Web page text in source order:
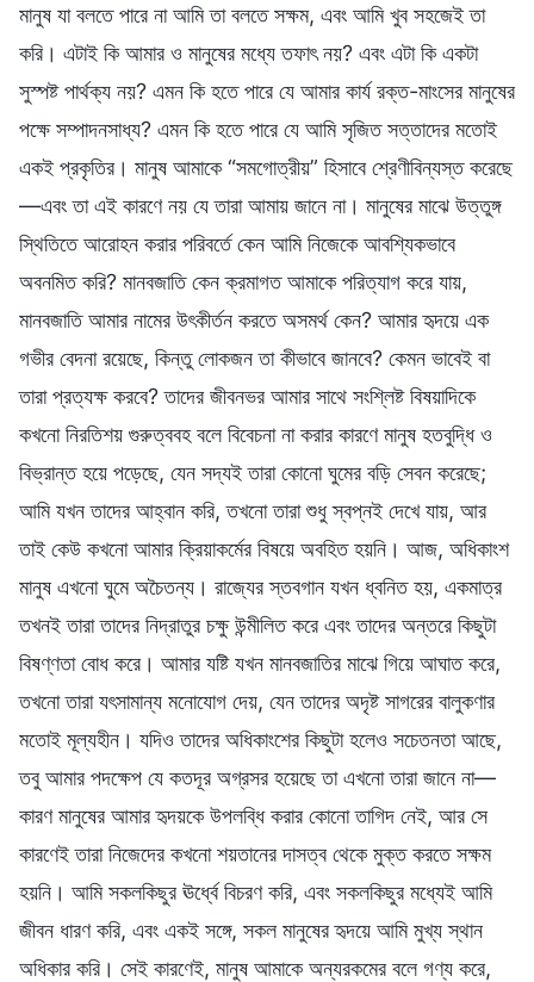
মানুষ যা বলতে পারে না আমি তা বলতে সক্ষম, এবং আমি খুব সহজেই তা
করি। এটাই কি আমার ও মানুষের মধ্যে তফাৎ নয়? এবং এটা কি একটা
সুস্পষ্ট পার্থক্য নয়? এমন কি হতে পারে যে আমার কার্য রক্ত-মাংসের মানুষের
পক্ষে সম্পাদনসাধ্য? এমন কি হতে পারে যে আমি সৃজিত সত্তাদের মতোই
একই প্রকৃতির। মানুষ আমাকে “সমগোত্রীয়” হিসাবে শ্রেণীবিন্যস্ত করেছে
—এবং তা এই কারণে নয় যে তারা আমায় জানে না। মানুষের মাঝে উত্তুঙ্গ
স্থিতিতে আরোহন করার পরিবর্তে কেন আমি নিজেকে আবশ্যিকভাবে
অবনমিত করি? মানবজাতি কেন ক্রমাগত আমাকে পরিত্যাগ করে যায়,
মানবজাতি আমার নামের উৎকীর্তন করতে অসমর্থ কেন? আমার হৃদয়ে এক
গভীর বেদনা রয়েছে, কিন্তু লোকজন তা কীভাবে জানবে? কেমন ভাবেই বা
তারা প্রত্যক্ষ করবে? তাদের জীবনভর আমার সাথে সংশ্লিষ্ট বিষয়াদিকে
কখনো নিরতিশয় গুরুত্ববহ বলে বিবেচনা না করার কারণে মানুষ হতবুদ্ধি ও
বিভ্রান্ত হয়ে পড়েছে, যেন সদ্যই তারা কোনো ঘুমের বড়ি সেবন করেছে;
আমি যখন তাদের আহ্বান করি, তখনো তারা শুধু স্বপ্নই দেখে যায়, আর
তাই কেউ কখনো আমার ক্রিয়াকর্মের বিষয়ে অবহিত হয়নি। আজ, অধিকাংশ
মানুষ এখনো ঘুমে অচৈতন্য। রাজ্যের স্তবগান যখন ধ্বনিত হয়, একমাত্র
তখনই তারা তাদের নিদ্রাতুর চক্ষু উন্মীলিত করে এবং তাদের অন্তরে কিছুটা
বিষণ্ণতা বোধ করে। আমার যষ্টি যখন মানবজাতির মাঝে গিয়ে আঘাত করে,
তখনো তারা যৎসামান্য মনোযোগ দেয়, যেন তাদের অদৃষ্ট সাগরের বালুকণার
মতোই মূল্যহীন। যদিও তাদের অধিকাংশের কিছুটা হলেও সচেতনতা আছে,
তবু আমার পদক্ষেপ যে কতদূর অগ্রসর হয়েছে তা এখনো তারা জানে না—
কারণ মানুষের আমার হৃদয়কে উপলব্ধি করার কোনো তাগিদ নেই, আর সে
কারণেই তারা নিজেদের কখনো শয়তানের দাসত্ব থেকে মুক্ত করতে সক্ষম
হয়নি। আমি সকলকিছুর ঊর্ধ্বে বিচরণ করি, এবং সকলকিছুর মধ্যেই আমি
জীবন ধারণ করি, এবং একই সঙ্গে, সকল মানুষের হৃদয়ে আমি মুখ্য স্থান
অধিকার করি। সেই কারণেই, মানুষ আমাকে অন্যরকমের বলে গণ্য করে,